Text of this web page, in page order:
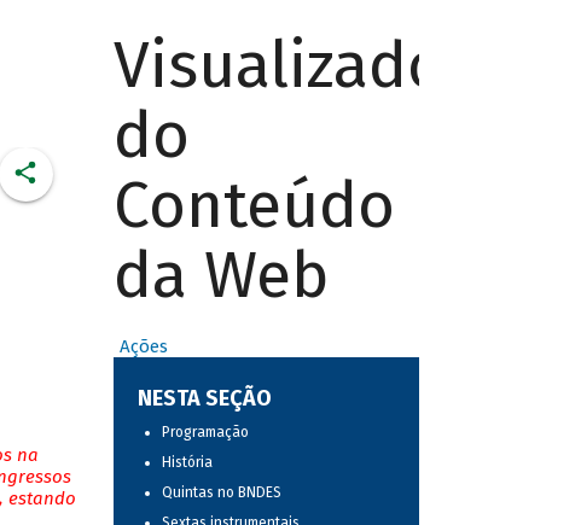
na
estando
Visualizador
do
Conteúdo
da Web
Ações
NESTA SEÇÃO
Programação
História
Quintas no BNDES